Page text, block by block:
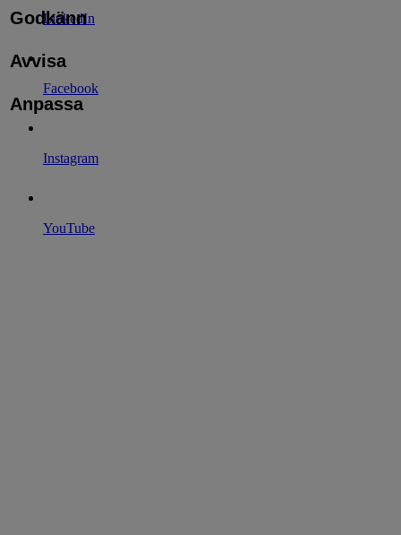
Anpassa
Avvisa
Godkänn
LinkedIn
Facebook
Instagram
YouTube